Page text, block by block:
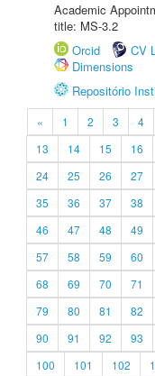
Academic
title: MS-3.2
Orcid
CV
Dimensions
Repositório
« 1 2 3 4
13
14 15 16
24
25 26 27
35
36 37 38
46
47 48 49
57
58 59 60
68
69 70 71
79
80 81 82
90
91 92 93
100
101 102